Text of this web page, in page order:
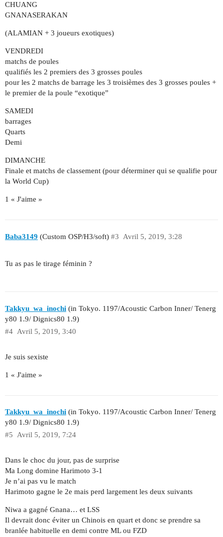
CHUANG
GNANASERAKAN
(ALAMIAN + 3 joueurs exotiques)
VENDREDI
matchs de poules
qualifiés les 2 premiers des 3 grosses poules
pour les 2 matchs de barrage les 3 troisièmes des 3 grosses poules +
le premier de la poule “exotique”
SAMEDI
barrages
Quarts
Demi
DIMANCHE
Finale et matchs de classement (pour déterminer qui se qualifie pour
la World Cup)
1 « J'aime »
Baba3149 (Custom OSP/H3/soft) Avril 5, 2019, 3:28
#3
Tu as pas le tirage féminin ?
Takkyu_wa_inochi (in Tokyo. 1197/Acoustic Carbon Inner/ Tenerg
y80 1.9/ Dignics80 1.9)
Avril 5, 2019, 3:40
#4
Je suis sexiste
1 « J'aime »
Takkyu_wa_inochi (in Tokyo. 1197/Acoustic Carbon Inner/ Tenerg
y80 1.9/ Dignics80 1.9)
Avril 5, 2019, 7:24
#5
Dans le choc du jour, pas de surprise
Ma Long domine Harimoto 3-1
Je n’ai pas vu le match
Harimoto gagne le 2e mais perd largement les deux suivants
Niwa a gagné Gnana… et LSS
Il devrait donc éviter un Chinois en quart et donc se prendre sa
branlée habituelle en demi contre ML ou FZD